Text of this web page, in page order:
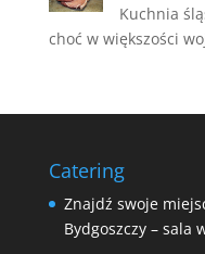
Kuchnia
choć w większości
Catering
Znajdź swoje
Bydgoszczy – sala